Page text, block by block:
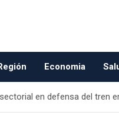
Economia
en defensa del tren